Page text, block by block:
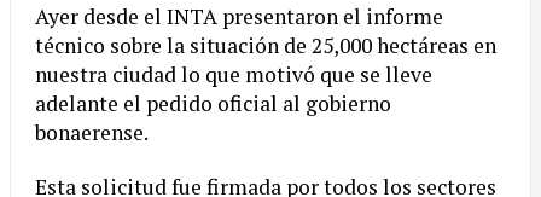
Ayer desde el INTA presentaron el informe
técnico sobre la situación de 25,000 hectáreas en
nuestra ciudad lo que motivó que se lleve
adelante el pedido oficial al gobierno
bonaerense.
Esta solicitud fue firmada por todos los sectores